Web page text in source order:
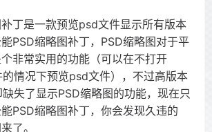
丁是一款预览psd文件显示所有版本
PSD缩略图补丁，PSD缩略图对于平
非常实用的功能（可以在不打开
情况下预览psd文件），不过高版本
失了显示PSD缩略图的功能，现在只
PSD缩略图补丁，你会发现久违的
了。